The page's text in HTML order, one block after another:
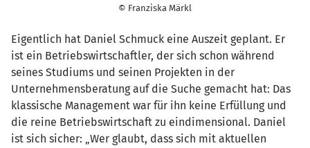
© Franziska Märkl
Eigentlich hat Daniel Schmuck eine Auszeit geplant. Er
ist ein Betriebswirtschaftler, der sich schon während
seines Studiums und seinen Projekten in der
Unternehmensberatung auf die Suche gemacht hat: Das
klassische Management war für ihn keine Erfüllung und
die reine Betriebswirtschaft zu eindimensional. Daniel
ist sich sicher: „Wer glaubt, dass sich mit aktuellen